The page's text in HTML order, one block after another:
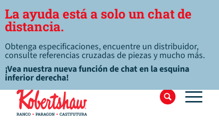
La ayuda está a solo un chat de
distancia.
Obtenga especificaciones, encuentre un distribuidor,
consulte referencias cruzadas de piezas y mucho más.
¡Vea nuestra nueva función de chat en la esquina
inferior derecha!